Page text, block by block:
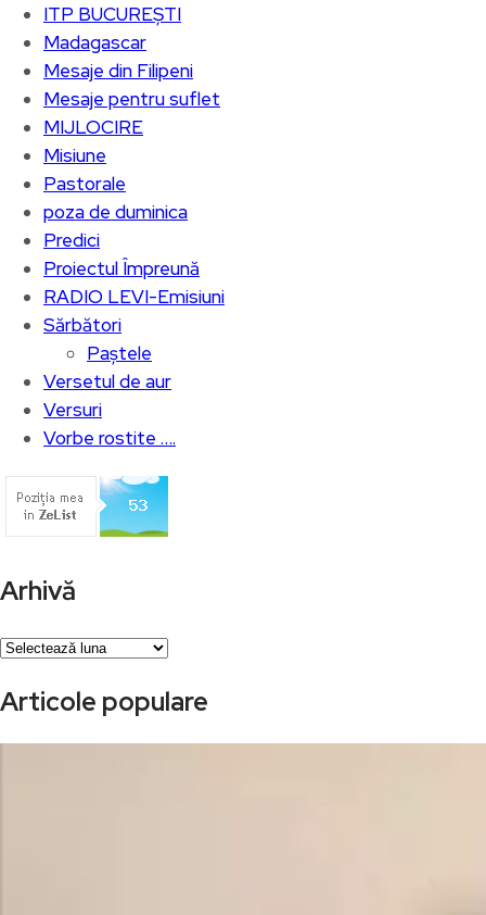
ITP BUCUREȘTI
Madagascar
Mesaje din Filipeni
Mesaje pentru suflet
MIJLOCIRE
Misiune
Pastorale
poza de duminica
Predici
Proiectul Împreună
RADIO LEVI-Emisiuni
Sărbători
Paștele
Versetul de aur
Versuri
Vorbe rostite ….
Arhivă
Arhivă
Articole populare